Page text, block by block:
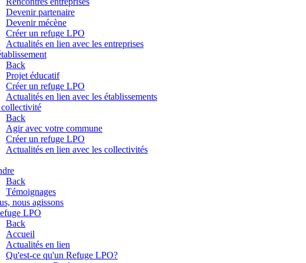
Devenir partenaire
Devenir mécène
Créer un refuge LPO
Actualités en lien avec les entreprises
Back
Projet éducatif
Créer un refuge LPO
Actualités en lien avec les établissements
collectivité
Back
Agir avec votre commune
Créer un refuge LPO
Actualités en lien avec les collectivités
Back
Témoignages
nous agissons
LPO
Back
Accueil
Actualités en lien
Qu'est-ce qu'un Refuge LPO?